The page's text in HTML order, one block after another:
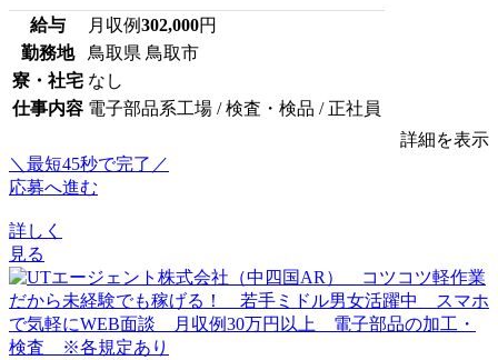
給与 月収例302,000円
勤務地
鳥取県 鳥取市
寮・社宅 なし
仕事内容 電子部品系工場 / 検査・検品 / 正社員
詳細を表示
＼最短45秒で完了／
応募へ進む
詳しく
見る